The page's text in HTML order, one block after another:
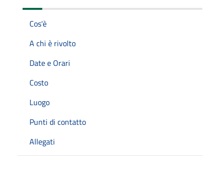
Cos'è
A chi è rivolto
Date e Orari
Costo
Luogo
Punti di contatto
Allegati